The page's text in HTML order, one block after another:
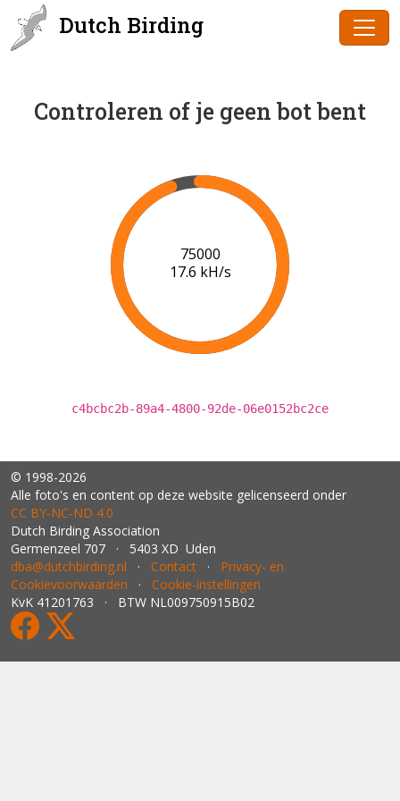
Dutch Birding
Controleren of je geen bot bent
77000
17.8 kH/s
c4bcbc2b-89a4-4800-92de-06e0152bc2ce
© 1998-2026
Alle foto's en content op deze website gelicenseerd onder
CC BY‑NC‑ND 4.0
Dutch Birding Association
Germenzeel 707 · 5403 XD Uden
dba@dutchbirding.nl · Contact · Privacy- en
Cookievoorwaarden · Cookie-instellingen
KvK 41201763 · BTW NL009750915B02